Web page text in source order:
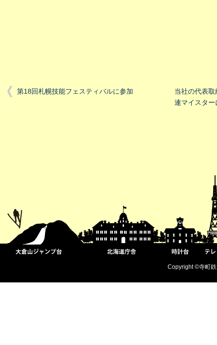
第18回札幌技能フェスティバルに参加
当社の代表
連マイスタ
Copyright ©寺町